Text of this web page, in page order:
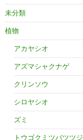
未分類
植物
アカヤシオ
アズマシャクナゲ
クリンソウ
シロヤシオ
ズミ
トウゴクミツバツツジ